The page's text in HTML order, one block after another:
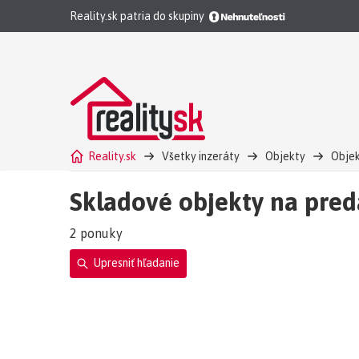
Reality.sk patria do skupiny
Reality.sk Všetky inzeráty Objekty
Skladové objekty na
2 ponuky
Upresniť hľadanie